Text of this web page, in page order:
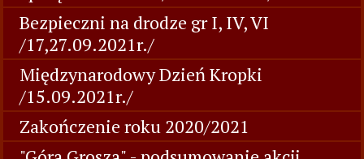
Bezpieczni na drodze gr I, IV, VI
/17,27.09.2021r./
Międzynarodowy Dzień Kropki
/15.09.2021r./
Zakończenie roku 2020/2021